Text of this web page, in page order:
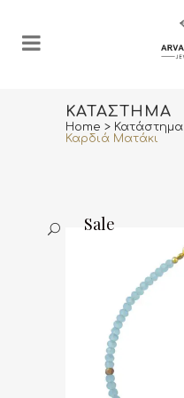
ΚΑΤΆΣΤΗΜΑ
Home > Κατάστημα
Καρδιά Ματάκι
Sale